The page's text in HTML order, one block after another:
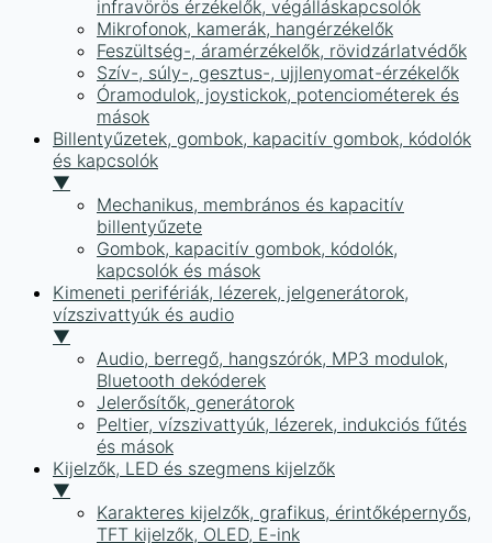
infravörös érzékelők, végálláskapcsolók
Mikrofonok, kamerák, hangérzékelők
Feszültség-, áramérzékelők, rövidzárlatvédők
Szív-, súly-, gesztus-, ujjlenyomat-érzékelők
Óramodulok, joystickok, potenciométerek és
mások
Billentyűzetek, gombok, kapacitív gombok, kódolók
és kapcsolók
▼
Mechanikus, membrános és kapacitív
billentyűzete
Gombok, kapacitív gombok, kódolók,
kapcsolók és mások
Kimeneti perifériák, lézerek, jelgenerátorok,
vízszivattyúk és audio
▼
Audio, berregő, hangszórók, MP3 modulok,
Bluetooth dekóderek
Jelerősítők, generátorok
Peltier, vízszivattyúk, lézerek, indukciós fűtés
és mások
Kijelzők, LED és szegmens kijelzők
▼
Karakteres kijelzők, grafikus, érintőképernyős,
TFT kijelzők, OLED, E-ink